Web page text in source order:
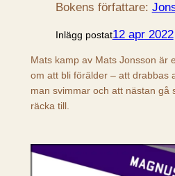
Bokens författare:
Inlägg postat12 apr 2022
Mats kamp av Mats Jonsson är
om att bli förälder – att drabbas
man svimmar och att nästan gå
räcka till.